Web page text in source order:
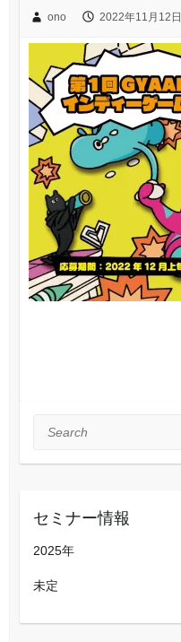
ono 2022年11月12日
Search
セミナー情報
2025年
未定